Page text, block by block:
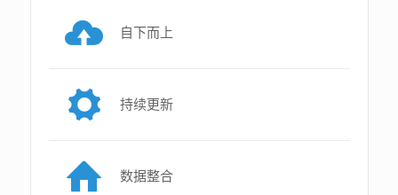
自下而上
持续更新
数据整合